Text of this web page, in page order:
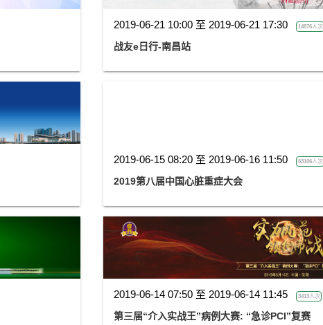
2019-06-21 10:00 至 2019-06-21 17:30 14876人次
战友e日行-南昌站
2019-06-15 08:20 至 2019-06-16 11:50 63106人次
2019第八届中国心脏重症大会
2019-06-14 07:50 至 2019-06-14 11:45 3413人次
第三届“介入实战王”病例大赛: “急诊PCI”复赛